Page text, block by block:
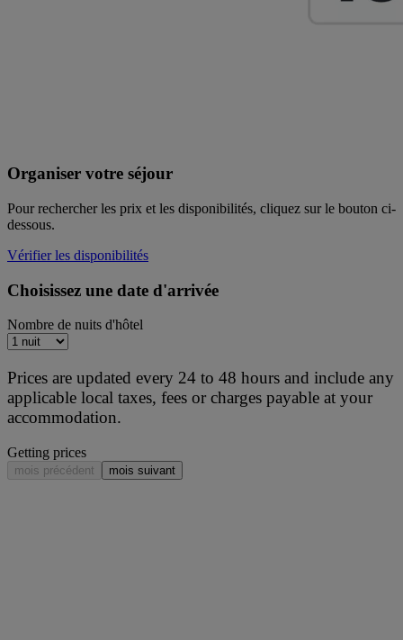
Organiser votre séjour
Pour rechercher les prix et les disponibilités, cliquez sur le bouton ci-
dessous.
Vérifier les disponibilités
Choisissez une date d'arrivée
Nombre de nuits d'hôtel
Prices are updated every 24 to 48 hours and include any
applicable local taxes, fees or charges payable at your
accommodation.
Getting prices
mois précédent mois suivant